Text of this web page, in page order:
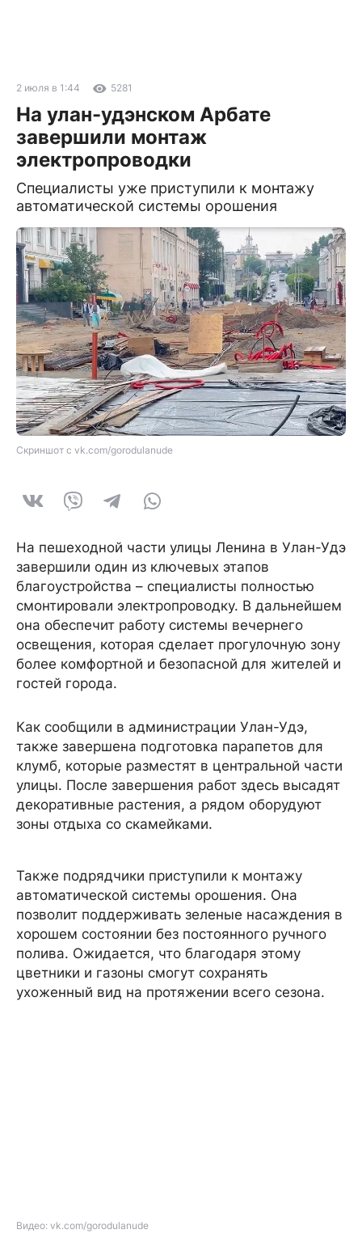
2 июля в 1:44 5281
На улан-удэнском Арбате
завершили монтаж
электропроводки
Специалисты уже приступили к монтажу
автоматической системы орошения
Скриншот с vk.com/gorodulanude
На пешеходной части улицы Ленина в Улан-Удэ
завершили один из ключевых этапов
благоустройства – специалисты полностью
смонтировали электропроводку. В дальнейшем
она обеспечит работу системы вечернего
освещения, которая сделает прогулочную зону
более комфортной и безопасной для жителей и
гостей города.
Как сообщили в администрации Улан-Удэ,
также завершена подготовка парапетов для
клумб, которые разместят в центральной части
улицы. После завершения работ здесь высадят
декоративные растения, а рядом оборудуют
зоны отдыха со скамейками.
Также подрядчики приступили к монтажу
автоматической системы орошения. Она
позволит поддерживать зеленые насаждения в
хорошем состоянии без постоянного ручного
полива. Ожидается, что благодаря этому
цветники и газоны смогут сохранять
ухоженный вид на протяжении всего сезона.
Видео: vk.com/gorodulanude